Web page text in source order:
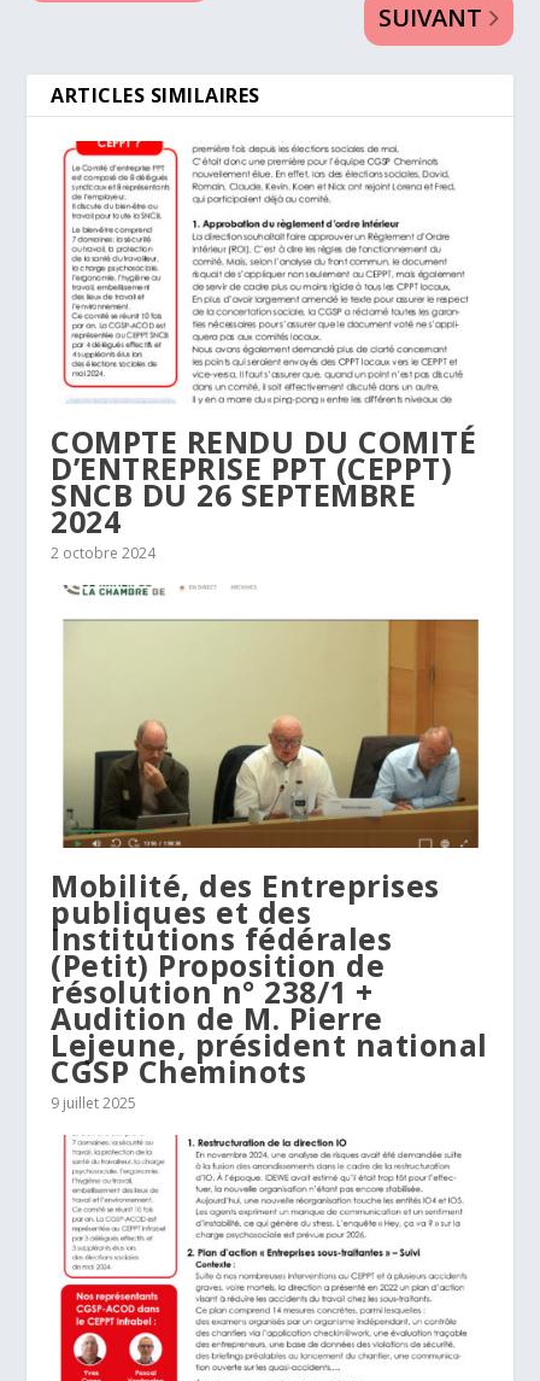
SUIVANT
ARTICLES SIMILAIRES
COMPTE RENDU DU COMITÉ
D’ENTREPRISE PPT (CEPPT)
SNCB DU 26 SEPTEMBRE
2024
2 octobre 2024
Mobilité, des Entreprises
publiques et des
Institutions fédérales
(Petit) Proposition de
résolution n° 238/1 +
Audition de M. Pierre
Lejeune, président national
CGSP Cheminots
9 juillet 2025